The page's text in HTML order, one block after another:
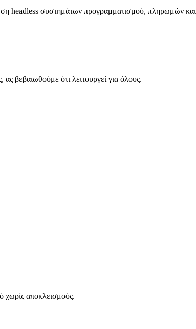
headless συστημάτων προγραμματισμού, πληρωμών και
ας βεβαιωθούμε ότι λειτουργεί για όλους.
χωρίς αποκλεισμούς.